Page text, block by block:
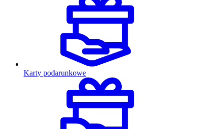
Karty podarunkowe